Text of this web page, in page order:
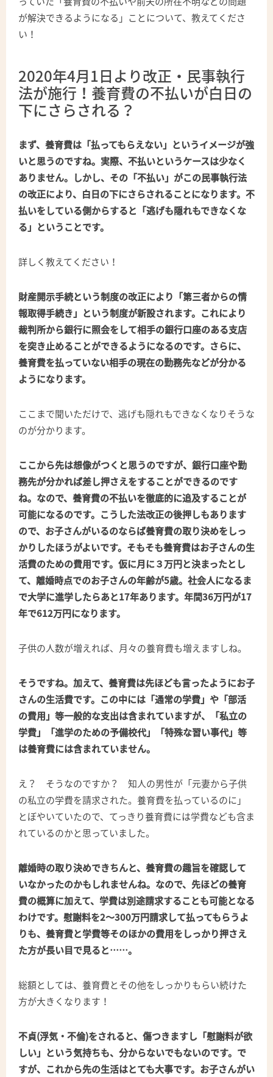
が解決できるようになる」ことについて、教えてくださ
い！
2020年4月1日より改正・民事執行
法が施行！養育費の不払いが白日の
下にさらされる？
まず、養育費は「払ってもらえない」というイメージが強
いと思うのですね。実際、不払いというケースは少なく
ありません。しかし、その「不払い」がこの民事執行法
の改正により、白日の下にさらされることになります。不
払いをしている側からすると「逃げも隠れもできなくな
る」ということです。
詳しく教えてください！
財産開示手続という制度の改正により「第三者からの情
報取得手続き」という制度が新設されます。これにより
裁判所から銀行に照会をして相手の銀行口座のある支店
を突き止めることができるようになるのです。さらに、
養育費を払っていない相手の現在の勤務先などが分かる
ようになります。
ここまで聞いただけで、逃げも隠れもできなくなりそうな
のが分かります。
ここから先は想像がつくと思うのですが、銀行口座や勤
務先が分かれば差し押さえをすることができるのです
ね。なので、養育費の不払いを徹底的に追及することが
可能になるのです。こうした法改正の後押しもあります
ので、お子さんがいるのならば養育費の取り決めをしっ
かりしたほうがよいです。そもそも養育費はお子さんの生
活費のための費用です。仮に月に３万円と決まったとし
て、離婚時点でのお子さんの年齢が5歳。社会人になるま
で大学に進学したらあと17年あります。年間36万円が17
年で612万円になります。
子供の人数が増えれば、月々の養育費も増えますしね。
そうですね。加えて、養育費は先ほども言ったようにお子
さんの生活費です。この中には「通常の学費」や「部活
の費用」等一般的な支出は含まれていますが、「私立の
学費」「進学のための予備校代」「特殊な習い事代」等
は養育費には含まれていません。
え？ そうなのですか？ 知人の男性が「元妻から子供
の私立の学費を請求された。養育費を払っているのに」
とぼやいていたので、てっきり養育費には学費なども含ま
れているのかと思っていました。
離婚時の取り決めできちんと、養育費の趣旨を確認して
いなかったのかもしれませんね。なので、先ほどの養育
費の概算に加えて、学費は別途請求することも可能となる
わけです。慰謝料を2～300万円請求して払ってもらうよ
りも、養育費と学費等そのほかの費用をしっかり押さえ
た方が長い目で見ると……。
総額としては、養育費とその他をしっかりもらい続けた
方が大きくなります！
不貞(浮気・不倫)をされると、傷つきますし「慰謝料が欲
しい」という気持ちも、分からないでもないのです。で
すが、これから先の生活はとても大事です。お子さんがい